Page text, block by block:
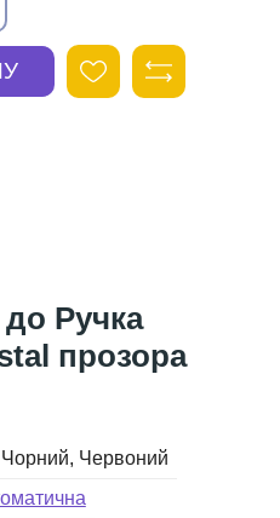
Ручка
прозора
Чорний Червоний